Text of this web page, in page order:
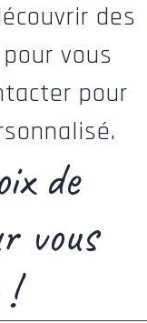
des
vous
pour
de
vous